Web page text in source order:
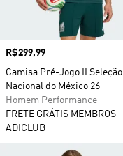
Preço
R$299,99
Camisa Pré-Jogo II Seleção
Nacional do México 26
Homem Performance
FRETE GRÁTIS MEMBROS
ADICLUB